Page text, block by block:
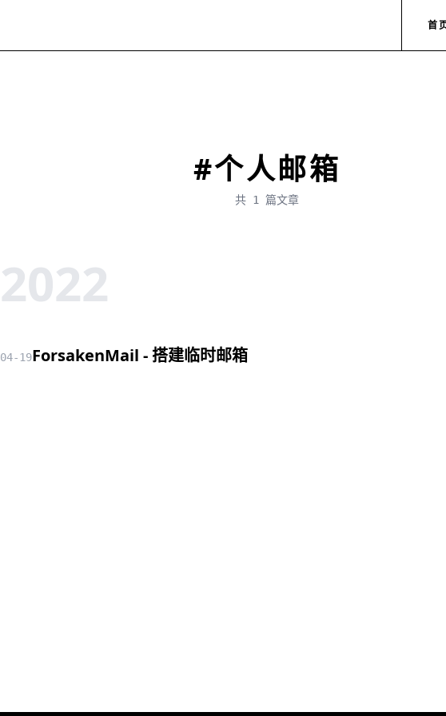
首
#个人邮箱
共 1 篇文章
2022
04-19ForsakenMail - 搭建临时邮箱